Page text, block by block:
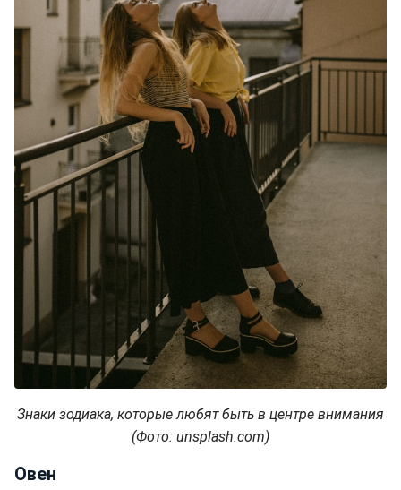
Знаки зодиака, которые любят быть в центре внимания
(Фото: unsplash.com)
Овен